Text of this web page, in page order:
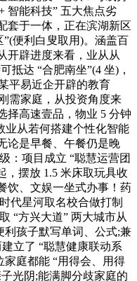
智能科技” 五大焦点劣
套于一体，正在滨湖新区
便利白叟取用)。涵盖百
开辟进度来看，业从从
抵达 “合肥南坐”(4 坐)，
平易近企开辟的教育
需家庭，从投资角度来
择高速壹品，物业 5 分钟
业从若何搭建个性化智能
论是早餐、午餐仍是晚
：项目成立 “聪慧运营团
，摆放 1.5 米床取玩具收
饮、文娱一坐式办事！药
代星河取名校合做打制
“方兴大道” 两大城市从
利孩子默写单词、公式;兼
立了 “聪慧健康联动系
庭都能 “用得会、用得
光阴;能满脚分歧家庭的